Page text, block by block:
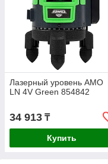
Лазерный уровень AMO
LN 4V Green 854842
34 913 ₸
Купить